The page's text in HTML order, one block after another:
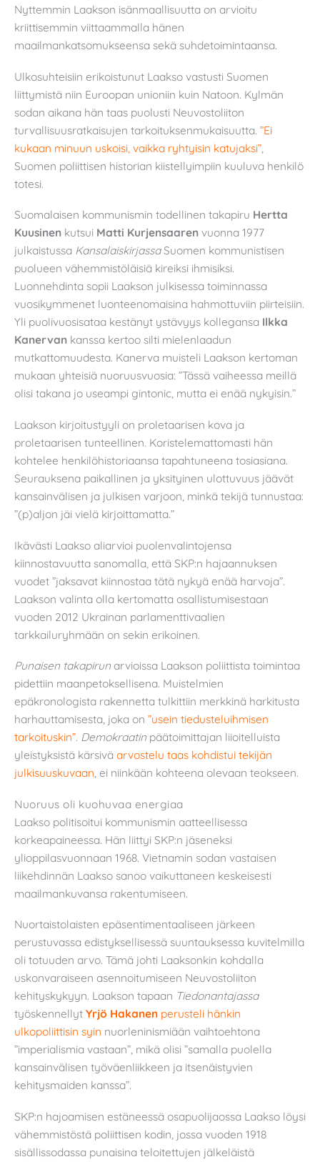
Nyttemmin Laakson isänmaallisuutta on arvioitu
kriittisemmin viittaammalla hänen
maailmankatsomukseensa sekä suhdetoimintaansa.
Ulkosuhteisiin erikoistunut Laakso vastusti Suomen
liittymistä niin Euroopan unioniin kuin Natoon. Kylmän
sodan aikana hän taas puolusti Neuvostoliiton
turvallisuusratkaisujen tarkoituksenmukaisuutta. ”Ei
kukaan minuun uskoisi, vaikka ryhtyisin katujaksi”
Suomen poliittisen historian kiistellyimpiin kuuluva henkilö
totesi.
Suomalaisen kommunismin todellinen takapiru Hertta
Kuusinen kutsui Matti Kurjensaaren vuonna 1977
julkaistussa KansalaiskirjassaSuomen kommunistisen
puolueen vähemmistöläisiä kireiksi ihmisiksi.
Luonnehdinta sopii Laakson julkisessa toiminnassa
vuosikymmenet luonteenomaisina hahmottuviin piirteisiin.
Yli puolivuosisataa kestänyt ystävyys kollegansa Ilkka
Kanervan kanssa kertoo silti mielenlaadun
mutkattomuudesta. Kanerva muisteli Laakson kertoman
mukaan yhteisiä nuoruusvuosia: ”Tässä vaiheessa meillä
olisi takana jo useampi gintonic, mutta ei enää nykyisin.”
Laakson kirjoitustyyli on proletaarisen kova ja
proletaarisen tunteellinen. Koristelemattomasti hän
kohtelee henkilöhistoriaansa tapahtuneena tosiasiana.
Seurauksena paikallinen ja yksityinen ulottuvuus jäävät
kansainvälisen ja julkisen varjoon, minkä tekijä tunnustaa:
”(p)aljon jäi vielä kirjoittamatta.”
Ikävästi Laakso aliarvioi puolenvalintojensa
kiinnostavuutta sanomalla, että SKP:n hajaannuksen
vuodet ”jaksavat kiinnostaa tätä nykyä enää harvoja”.
Laakson valinta olla kertomatta osallistumisestaan
vuoden 2012 Ukrainan parlamenttivaalien
tarkkailuryhmään on sekin erikoinen.
Punaisen takapirun arvioissa Laakson poliittista toimintaa
pidettiin maanpetoksellisena. Muistelmien
epäkronologista rakennetta tulkittiin merkkinä harkitusta
harhauttamisesta, joka on ”usein tiedusteluihmisen
tarkoituskin”. Demokraatin päätoimittajan liioitelluista
yleistyksistä kärsivä arvostelu taas kohdistui tekijän
julkisuuskuvaan, ei niinkään kohteena olevaan teokseen.
Nuoruus oli kuohuvaa energiaa
Laakso politisoitui kommunismin aatteellisessa
korkeapaineessa. Hän liittyi SKP:n jäseneksi
ylioppilasvuonnaan 1968. Vietnamin sodan vastaisen
liikehdinnän Laakso sanoo vaikuttaneen keskeisesti
maailmankuvansa rakentumiseen.
Nuortaistolaisten epäsentimentaaliseen järkeen
perustuvassa edistyksellisessä suuntauksessa kuvitelmilla
oli totuuden arvo. Tämä johti Laaksonkin kohdalla
uskonvaraiseen asennoitumiseen Neuvostoliiton
kehityskykyyn. Laakson tapaan Tiedonantajassa
työskennellyt Yrjö Hakanen perusteli hänkin
ulkopoliittisin syin nuorleninismiään vaihtoehtona
”imperialismia vastaan”, mikä olisi ”samalla puolella
kansainvälisen työväenliikkeen ja itsenäistyvien
kehitysmaiden kanssa”.
SKP:n hajoamisen estäneessä osapuolijaossa Laakso löysi
vähemmistöstä poliittisen kodin, jossa vuoden 1918
sisällissodassa punaisina teloitettujen jälkeläistä